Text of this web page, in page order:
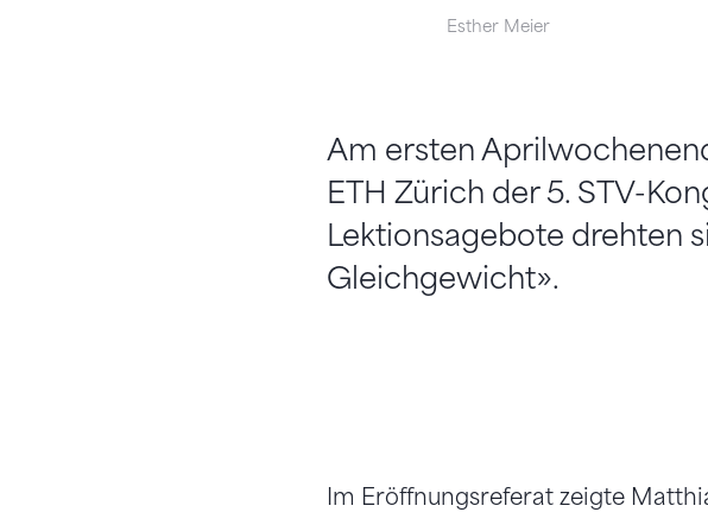
Esther Meier
Am ersten
ETH Zürich der 5. STV-
Lektionsagebote drehten
Gleichgewicht».
Im Eröffnungsreferat zeigte